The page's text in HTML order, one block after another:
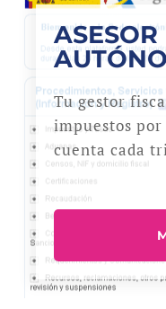
Tu gestor
impuestos
cuenta cada